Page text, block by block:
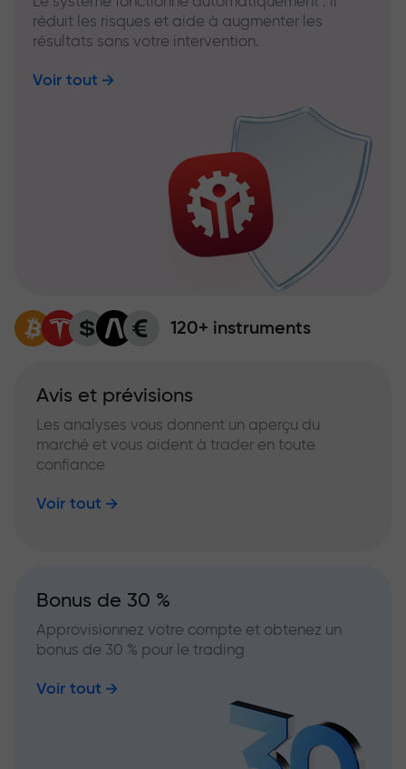
réduit les risques et aide à augmenter les
résultats sans votre intervention.
Voir tout
120+ instruments
Avis et prévisions
Les analyses vous donnent un aperçu du
marché et vous aident à trader en toute
confiance
Voir tout
Bonus de 30 %
Approvisionnez votre compte et obtenez un
bonus de 30 % pour le trading
Voir tout